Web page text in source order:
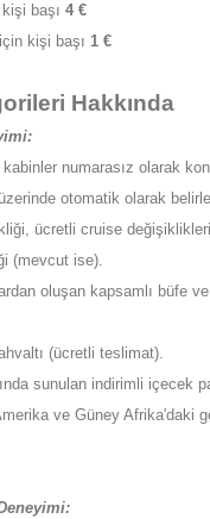
başı 4 €
kişi başı 1 €
Hakkında
numarasız olarak
otomatik olarak
ücretli cruise
(mevcut ise).
oluşan kapsamlı büfe
(ücretli teslimat).
sunulan indirimli içecek
ve Güney Afrika'daki